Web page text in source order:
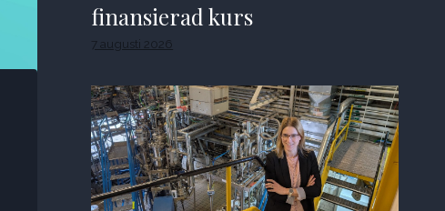
finansierad kurs
7 augusti 2026